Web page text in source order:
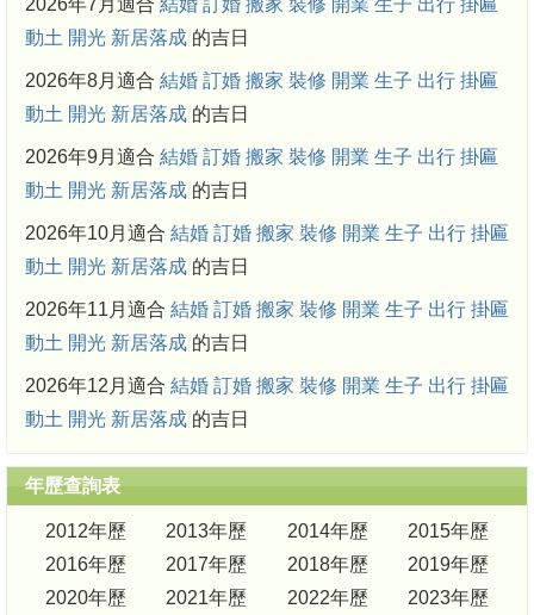
動土 開光 新居落成 的吉日
2026年8月適合 結婚 訂婚 搬家 裝修 開業 生子 出行 掛匾
動土 開光 新居落成 的吉日
2026年9月適合 結婚 訂婚 搬家 裝修 開業 生子 出行 掛匾
動土 開光 新居落成 的吉日
2026年10月適合 結婚 訂婚 搬家 裝修 開業 生子 出行 掛匾
動土 開光 新居落成 的吉日
2026年11月適合 結婚 訂婚 搬家 裝修 開業 生子 出行 掛匾
動土 開光 新居落成 的吉日
2026年12月適合 結婚 訂婚 搬家 裝修 開業 生子 出行 掛匾
動土 開光 新居落成 的吉日
年歷查詢表
2012年歷 2013年歷 2014年歷
2015年歷
2016年歷
2017年歷 2018年歷
2019年歷
2020年歷
2021年歷 2022年歷
2023年歷